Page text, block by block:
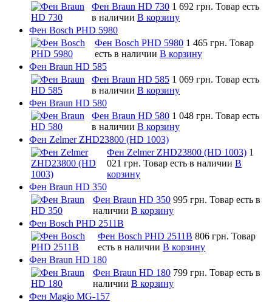
Фен Braun HD 730 1 692 грн. Товар есть
в наличии В корзину
Фен Bosch PHD 5980
Фен Bosch PHD 5980 1 465 грн. Товар
есть в наличии В корзину
Фен Braun HD 585
Фен Braun HD 585 1 069 грн. Товар есть
в наличии В корзину
Фен Braun HD 580
Фен Braun HD 580 1 048 грн. Товар есть
в наличии В корзину
Фен Zelmer ZHD23800 (HD 1003)
Фен Zelmer ZHD23800 (HD 1003) 1
021 грн. Товар есть в наличии В
корзину
Фен Braun HD 350
Фен Braun HD 350 995 грн. Товар есть в
наличии В корзину
Фен Bosch PHD 2511B
Фен Bosch PHD 2511B 806 грн. Товар
есть в наличии В корзину
Фен Braun HD 180
Фен Braun HD 180 799 грн. Товар есть в
наличии В корзину
Фен Magio MG-157